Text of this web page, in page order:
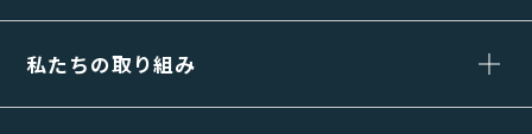
私たちの取り組み